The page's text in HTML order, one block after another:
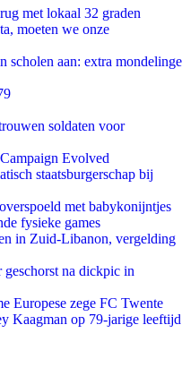
met lokaal 32 graden
moeten we onze
scholen aan: extra mondelinge
soldaten voor
Evolved
staatsburgerschap bij
met babykonijntjes
fysieke games
in Zuid-Libanon, vergelding
na dickpic in
Europese zege FC Twente
Kaagman op 79-jarige leeftijd